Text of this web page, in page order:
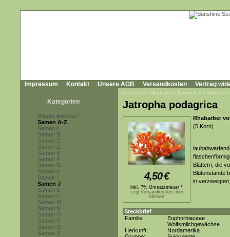
Impressum Kontakt Unsere AGB Versandkosten Vertrag
Kategorien
Wieder lieferbar!
Samen A-Z
Samen A
Samen B
Samen C
Samen D
Samen E
Samen F
Samen G
Samen H
Samen I
Samen J
Samen K
Samen L
Samen M
Samen N
Samen O
Samen P
Samen Q
Samen R
Sie sind hier: Startseite » Samen A-Z » Samen J
Jatropha podagrica
4,50€
inkl. 7% Umsatzsteuer *
zzgl.Versandkosten, hier
klicken
Rhabarber
(5 Korn)
Blättern, die
Blütenstände
in
Steckbrief
Familie:
Euphorbiaceae
Wolfsmilchgewächse
Herkunft:
Nordamerika